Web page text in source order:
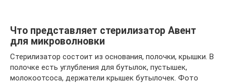
Что представляет стерилизатор Авент
для микроволновки
Стерилизатор состоит из основания, полочки, крышки. В
полочке есть углубления для бутылок, пустышек,
молокоотсоса, держатели крышек бутылочек. Фото